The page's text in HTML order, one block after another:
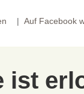
Auf Facebook
ist